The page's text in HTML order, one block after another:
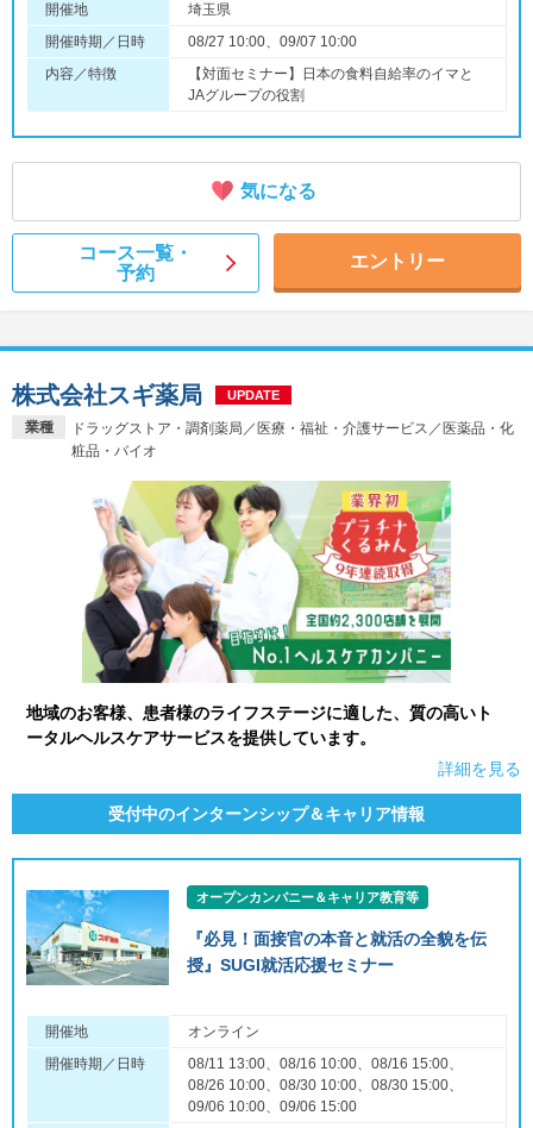
開催地
埼玉県
開催時期／日時
08/27 10:00、09/07 10:00
内容／特徴
【対面セミナー】日本の食料自給率のイマと
JAグループの役割
気になる
コース一覧・
予約
エントリー
業種
ドラッグストア・調剤薬局／医療・福祉・介護サービス／医薬品・化
粧品・バイオ
株式会社スギ薬局 UPDATE
地域のお客様、患者様のライフステージに適した、質の高いト
ータルヘルスケアサービスを提供しています。
詳細を見る
受付中のインターンシップ＆キャリア情報
オープンカンパニー＆キャリア教育等
『必見！面接官の本音と就活の全貌を伝
授』SUGI就活応援セミナー
開催地
オンライン
開催時期／日時
08/11 13:00、08/16 10:00、08/16 15:00、
08/26 10:00、08/30 10:00、08/30 15:00、
09/06 10:00、09/06 15:00